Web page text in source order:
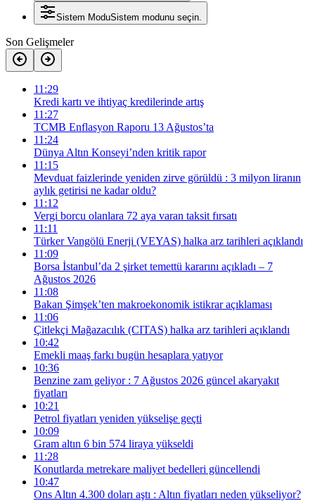
Sistem ModuSistem modunu seçin.
Son Gelişmeler
11:29
Kredi kartı ve ihtiyaç kredilerinde artış
11:27
TCMB Enflasyon Raporu 13 Ağustos’ta
11:24
Dünya Altın Konseyi’nden kritik rapor
11:15
Mevduat faizlerinde yeniden zirve görüldü : 3 milyon liranın
aylık getirisi ne kadar oldu?
11:12
Vergi borcu olanlara 72 aya varan taksit fırsatı
11:11
Türker Vangölü Enerji (VEYAS) halka arz tarihleri açıklandı
11:09
Borsa İstanbul’da 2 şirket temettü kararını açıkladı – 7
Ağustos 2026
11:08
Bakan Şimşek’ten makroekonomik istikrar açıklaması
11:06
Çitlekçi Mağazacılık (CITAS) halka arz tarihleri açıklandı
10:42
Emekli maaş farkı bugün hesaplara yatıyor
10:36
Benzine zam geliyor : 7 Ağustos 2026 güncel akaryakıt
fiyatları
10:21
Petrol fiyatları yeniden yükselişe geçti
10:09
Gram altın 6 bin 574 liraya yükseldi
11:28
Konutlarda metrekare maliyet bedelleri güncellendi
10:47
Ons Altın 4.300 doları aştı : Altın fiyatları neden yükseliyor?